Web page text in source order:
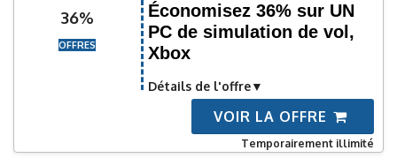
36%
OFFRES
Économisez 36% sur UN
PC de simulation de vol,
Xbox
Détails de l'offre
VOIR LA OFFRE
Temporairement illimité